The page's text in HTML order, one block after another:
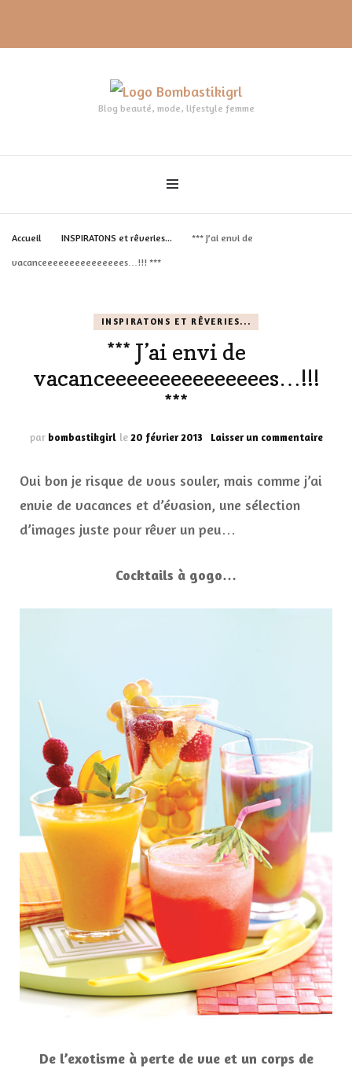
Blog beauté, mode, lifestyle femme
Accueil INSPIRATONS et rêveries... *** J’ai envi de
vacanceeeeeeeeeeeeeees…!!! ***
INSPIRATONS ET RÊVERIES...
*** J’ai envi de
vacanceeeeeeeeeeeeeees…!!!
***
par bombastikgirl le20 février 2013 Laisser un commentairesur
envi
Oui bon je risque de vous souler, mais comme j’ai
envie de vacances et d’évasion, une sélection
d’images juste pour rêver un peu…
Cocktails à gogo…
De l’exotisme à perte de vue et un corps de